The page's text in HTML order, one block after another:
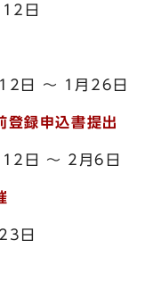
日
日 ～ 1月26日
録申込書提出
日 ～ 2月6日
日